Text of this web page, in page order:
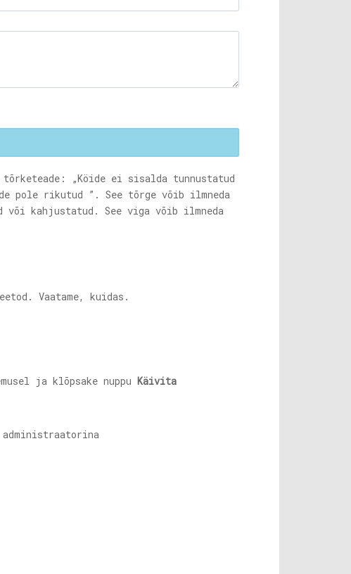
„Köide ei sisalda tunnustatud
pole rikutud ”. See tõrge võib ilmneda
kahjustatud. See viga võib ilmneda
Vaatame, kuidas.
ja klõpsake nuppu Käivita